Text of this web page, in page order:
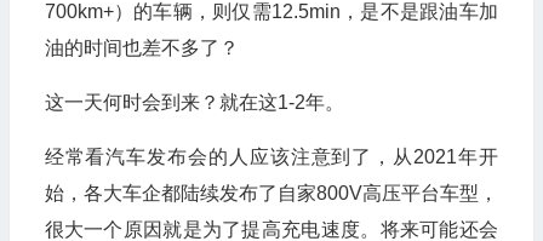
700km+）的车辆，则仅需12.5min，是不是跟油车加
油的时间也差不多了？
这一天何时会到来？就在这1-2年。
经常看汽车发布会的人应该注意到了，从2021年开
始，各大车企都陆续发布了自家800V高压平台车型，
很大一个原因就是为了提高充电速度。将来可能还会